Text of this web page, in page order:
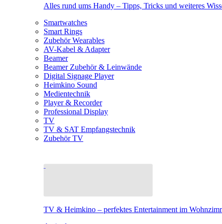
Alles rund ums Handy – Tipps, Tricks und weiteres
Smartwatches
Smart Rings
Zubehör Wearables
AV-Kabel & Adapter
Beamer
Beamer Zubehör & Leinwände
Digital Signage Player
Heimkino Sound
Medientechnik
Player & Recorder
Professional Display
TV
TV & SAT Empfangstechnik
Zubehör TV
TV & Heimkino – perfektes Entertainment im